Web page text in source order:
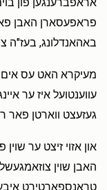
אראפברענגען פון
פראפעסארן האבן
באהאנדלונג, בעז"ה
מעיקרא האט עס אים
עווענטועל איז ער
געזעצט ווארטן פאר
און אזוי זיצט ער
טראנספארטירט